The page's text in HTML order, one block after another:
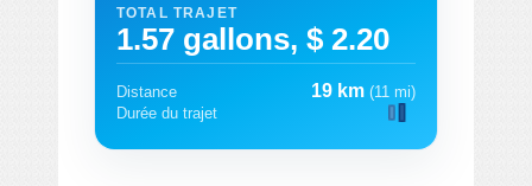
TOTAL TRAJET
1.57 gallons, $ 2.20
Distance 19 km (11 mi)
Durée du trajet